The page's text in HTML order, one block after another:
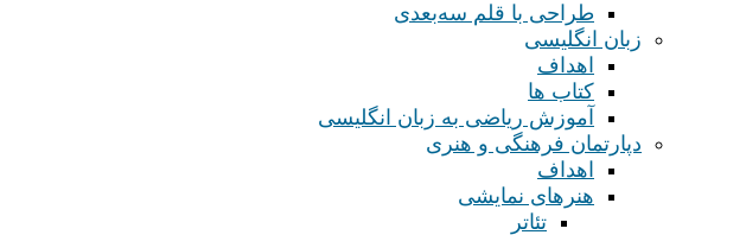
طراحی با قلم سه‌بعدی
زبان انگلیسی
اهداف
کتاب ها
آموزش ریاضی به زبان انگلیسی
دپارتمان فرهنگی و هنری
اهداف
هنرهای نمایشی
تئاتر